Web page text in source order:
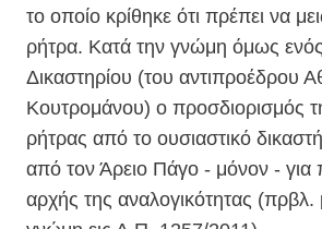
το οποίο κρίθηκε ότι πρέπει να
ρήτρα. Κατά την γνώμη όμως
Δικαστηρίου (του αντιπροέδρου
Κουτρομάνου) ο προσδιορισμός
ρήτρας από το ουσιαστικό
από τον Άρειο Πάγο - μόνον - για
αρχής της αναλογικότητας